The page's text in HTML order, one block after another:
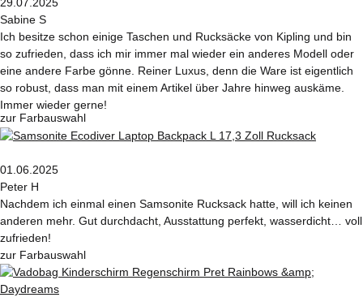
Sabine S
Ich besitze schon einige Taschen und Rucksäcke von Kipling und bin
so zufrieden, dass ich mir immer mal wieder ein anderes Modell oder
eine andere Farbe gönne. Reiner Luxus, denn die Ware ist eigentlich
so robust, dass man mit einem Artikel über Jahre hinweg auskäme.
Immer wieder gerne!
zur Farbauswahl
01.06.2025
Peter H
Nachdem ich einmal einen Samsonite Rucksack hatte, will ich keinen
anderen mehr. Gut durchdacht, Ausstattung perfekt, wasserdicht… voll
zufrieden!
zur Farbauswahl